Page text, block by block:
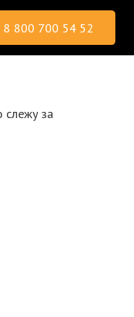
8 800 700 54 52
слежу за